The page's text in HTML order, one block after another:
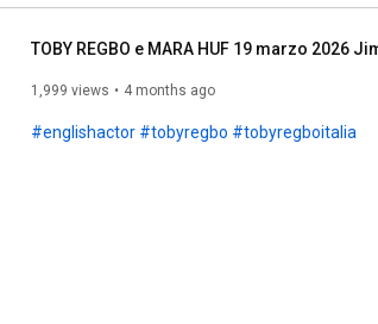
1,999 views 4 months ago
#englishactor #tobyregbo #tobyregboitalia